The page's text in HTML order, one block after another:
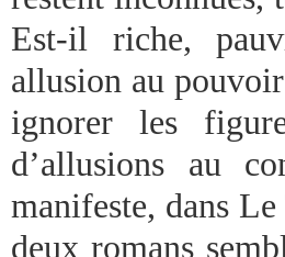
Est-il riche,
allusion au
ignorer les
d’allusions au
manifeste, dans
deux romans